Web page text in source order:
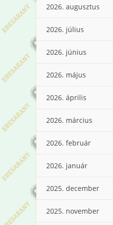
2026. augusztus
2026. július
2026. június
2026. május
2026. április
2026. március
2026. február
2026. január
2025. december
2025. november